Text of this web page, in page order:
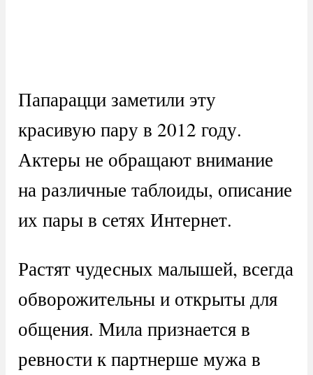
Папарацци заметили эту
красивую пару в 2012 году.
Актеры не обращают внимание
на различные таблоиды, описание
их пары в сетях Интернет.
Растят чудесных малышей, всегда
обворожительны и открыты для
общения. Мила признается в
ревности к партнерше мужа в